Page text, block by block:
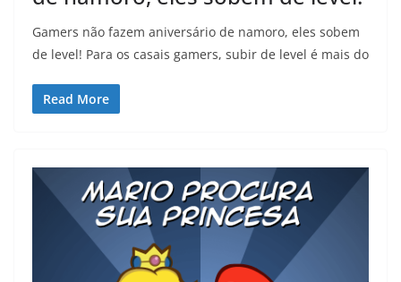
Gamers não fazem aniversário de namoro, eles sobem
de level! Para os casais gamers, subir de level é mais do
Read More